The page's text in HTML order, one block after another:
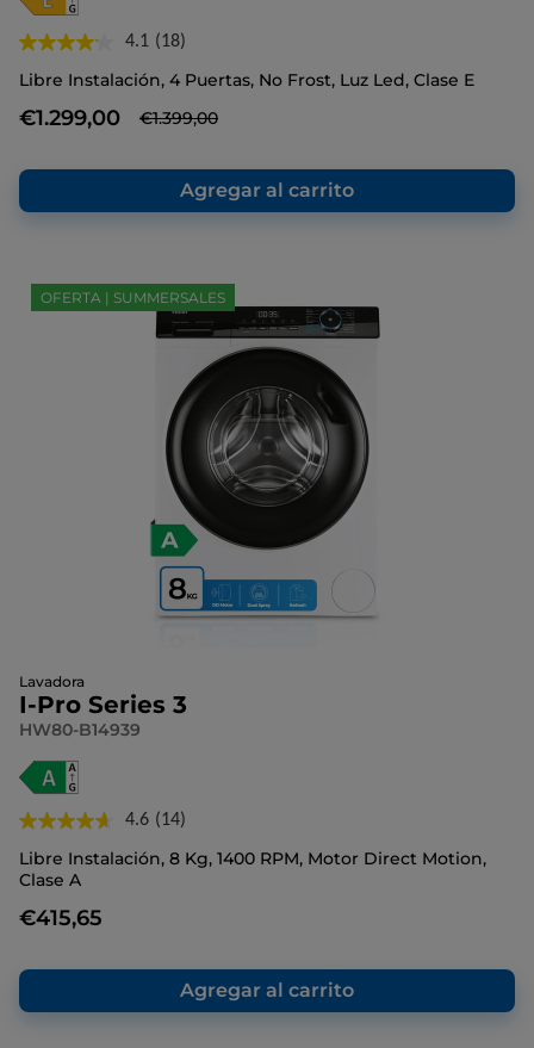
4.1 Lea
reseñas.
Enlace
en
misma
página.
(18)
Libre Instalación, 4 Puertas, No Frost, Luz Led, Clase E
€1.299,00 €1.399,00
Agregar al carrito
OFERTA | SUMMERSALES
Lavadora
I-Pro Series 3
HW80-B14939
4.6 Lea
14
reseñas.
(14)
Libre Instalación, 8 Kg, 1400 RPM, Motor Direct Motion,
Clase A
€415,65
Agregar al carrito